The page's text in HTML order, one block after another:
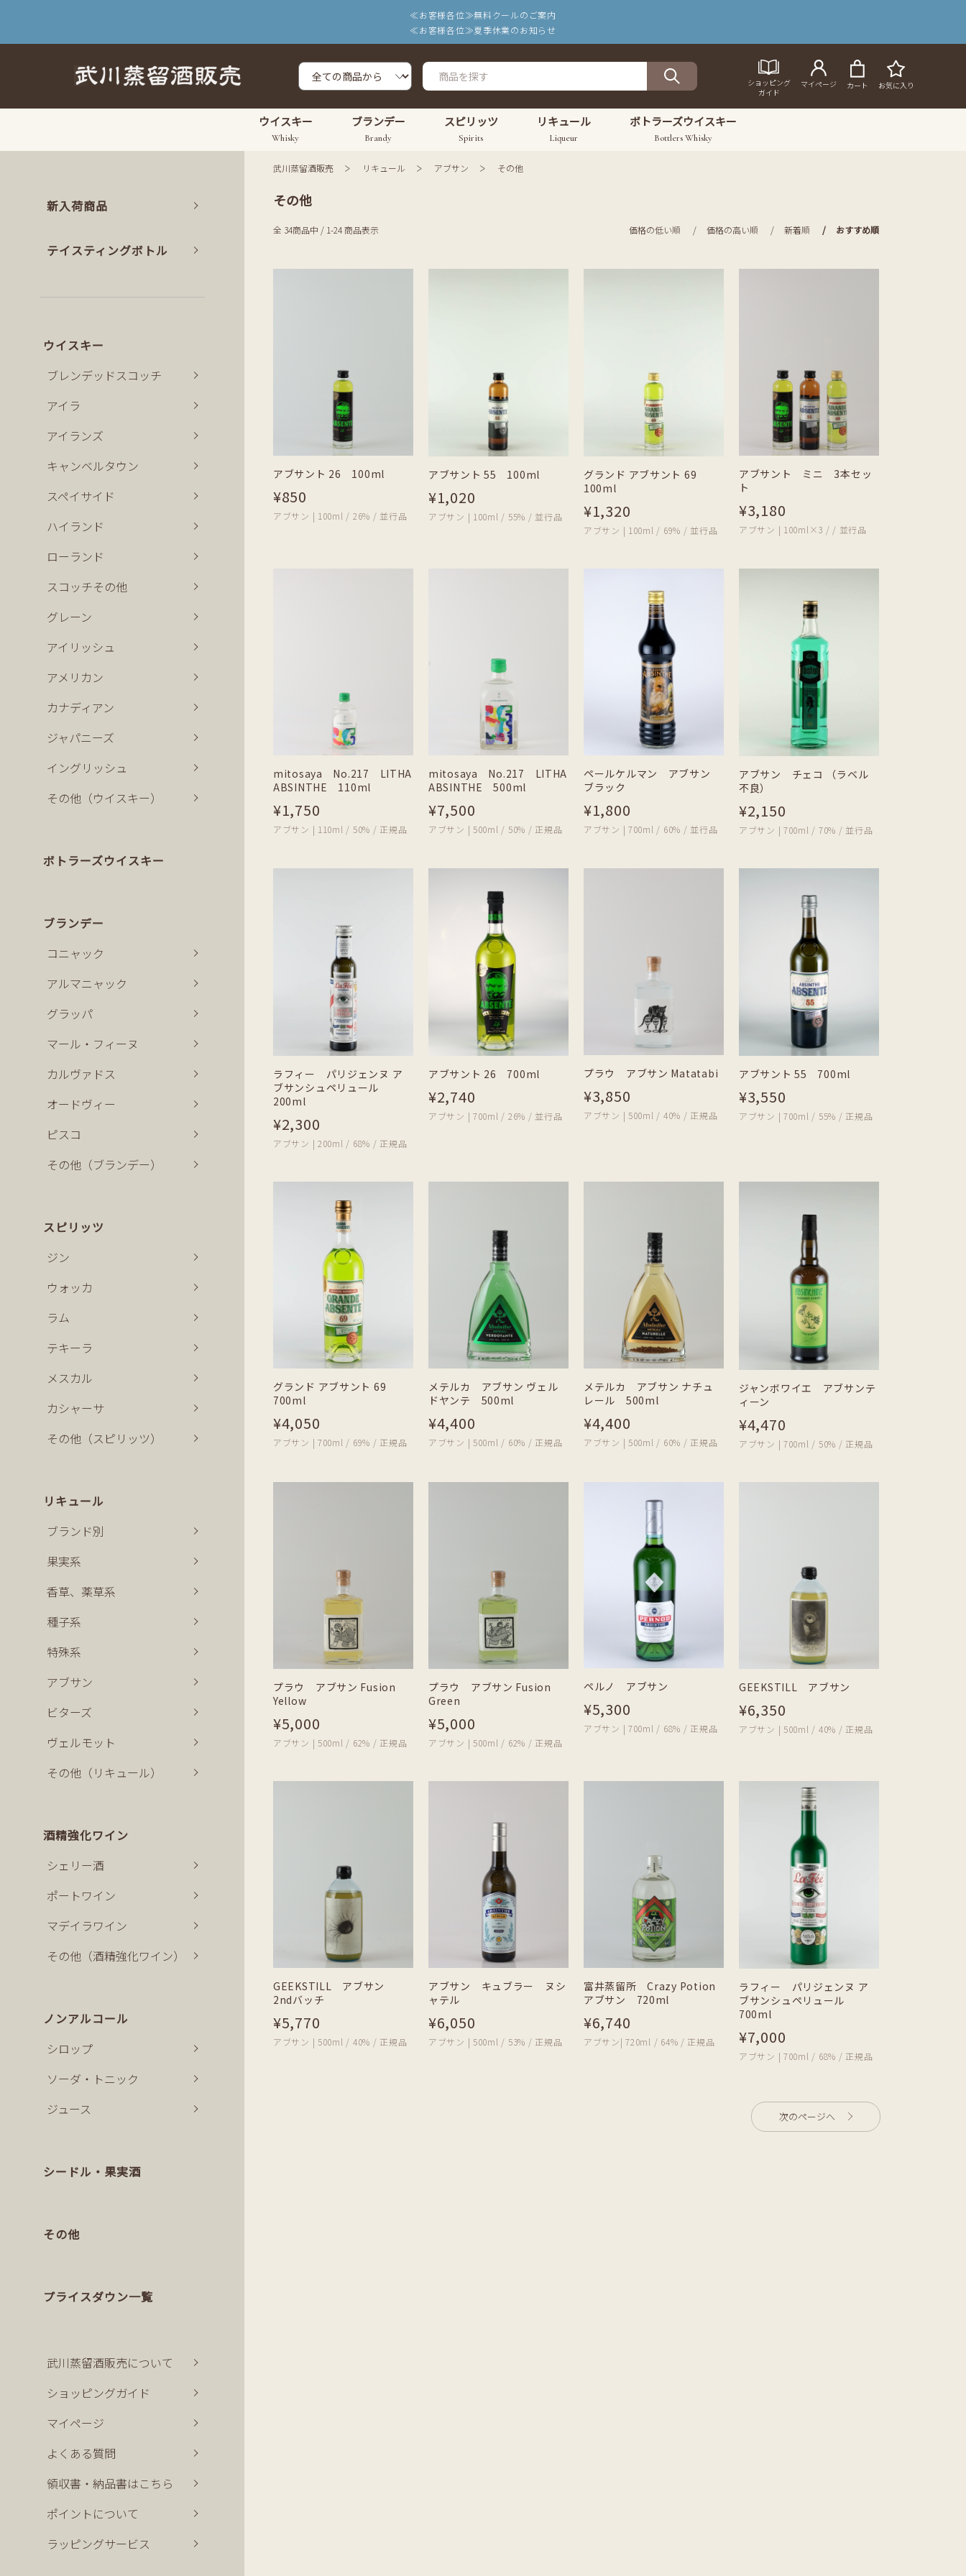
≪お客様各位≫無料クールのご案内
≪お客様各位≫夏季休業のお知らせ
ショッピング
ガイド
マイページ カート お気に入り
ウイスキー
Whisky
ブランデー
Brandy
スピリッツ
Spirits
リキュール
Liqueur
ボトラーズウイスキー
Bottlers Whisky
武川蒸留酒販売 リキュール アブサン その他
その他
全 34商品中 / 1-24 商品表示 価格の低い順 価格の高い順 新着順 おすすめ順
アブサント 26 100ml
¥850
アブサン | 100ml / 26% / 並行品
アブサント 55 100ml
¥1,020
アブサン | 100ml / 55% / 並行品
グランド アブサント 69
100ml
¥1,320
アブサン | 100ml / 69% / 並行品
アブサント ミニ 3本セッ
ト
¥3,180
アブサン | 100ml×3 / / 並行品
mitosaya No.217 LITHA
ABSINTHE 110ml
¥1,750
アブサン | 110ml / 50% / 正規品
mitosaya No.217 LITHA
ABSINTHE 500ml
¥7,500
アブサン | 500ml / 50% / 正規品
ペールケルマン アブサン
ブラック
¥1,800
アブサン | 700ml / 60% / 並行品
アブサン チェコ （ラベル
不良）
¥2,150
アブサン | 700ml / 70% / 並行品
ラフィー パリジェンヌ ア
ブサンシュペリュール
200ml
¥2,300
アブサン | 200ml / 68% / 正規品
アブサント 26 700ml
¥2,740
アブサン | 700ml / 26% / 並行品
プラウ アブサン Matatabi
¥3,850
アブサン | 500ml / 40% / 正規品
アブサント 55 700ml
¥3,550
アブサン | 700ml / 55% / 正規品
グランド アブサント 69
700ml
¥4,050
アブサン | 700ml / 69% / 正規品
メテルカ アブサン ヴェル
ドヤンテ 500ml
¥4,400
アブサン | 500ml / 60% / 正規品
メテルカ アブサン ナチュ
レール 500ml
¥4,400
アブサン | 500ml / 60% / 正規品
ジャンボワイエ アブサンテ
ィーン
¥4,470
アブサン | 700ml / 50% / 正規品
プラウ アブサン Fusion
Yellow
¥5,000
アブサン | 500ml / 62% / 正規品
プラウ アブサン Fusion
Green
¥5,000
アブサン | 500ml / 62% / 正規品
ペルノ アブサン
¥5,300
アブサン | 700ml / 68% / 正規品
GEEKSTILL アブサン
¥6,350
アブサン | 500ml / 40% / 正規品
GEEKSTILL アブサン
2ndバッチ
¥5,770
アブサン | 500ml / 40% / 正規品
アブサン キュブラー ヌシ
ャテル
¥6,050
アブサン | 500ml / 53% / 正規品
富井蒸留所 Crazy Potion
アブサン 720ml
¥6,740
アブサン| 720ml / 64% / 正規品
ラフィー パリジェンヌ ア
ブサンシュペリュール
700ml
¥7,000
アブサン | 700ml / 68% / 正規品
次のページへ
新入荷商品
テイスティングボトル
ウイスキー
ブレンデッドスコッチ
アイラ
アイランズ
キャンベルタウン
スペイサイド
ハイランド
ローランド
スコッチその他
グレーン
アイリッシュ
アメリカン
カナディアン
ジャパニーズ
イングリッシュ
その他（ウイスキー）
ボトラーズウイスキー
ブランデー
コニャック
アルマニャック
グラッパ
マール・フィーヌ
カルヴァドス
オードヴィー
ピスコ
その他（ブランデー）
スピリッツ
ジン
ウォッカ
ラム
テキーラ
メスカル
カシャーサ
その他（スピリッツ）
リキュール
ブランド別
果実系
香草、薬草系
種子系
特殊系
アブサン
ビターズ
ヴェルモット
その他（リキュール）
酒精強化ワイン
シェリー酒
ポートワイン
マデイラワイン
その他（酒精強化ワイン）
ノンアルコール
シロップ
ソーダ・トニック
ジュース
シードル・果実酒
その他
プライスダウン一覧
武川蒸留酒販売について
ショッピングガイド
マイページ
よくある質問
領収書・納品書はこちら
ポイントについて
ラッピングサービス